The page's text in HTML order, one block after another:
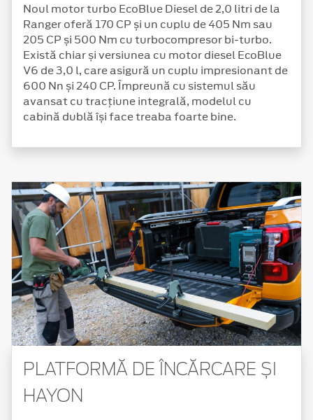
Noul motor turbo EcoBlue Diesel de 2,0 litri de la
Ranger oferă 170 CP și un cuplu de 405 Nm sau
205 CP și 500 Nm cu turbocompresor bi-turbo.
Există chiar și versiunea cu motor diesel EcoBlue
V6 de 3,0 l, care asigură un cuplu impresionant de
600 Nn și 240 CP. Împreună cu sistemul său
avansat cu tracțiune integrală, modelul cu
cabină dublă își face treaba foarte bine.
PLATFORMĂ DE ÎNCĂRCARE ȘI
HAYON